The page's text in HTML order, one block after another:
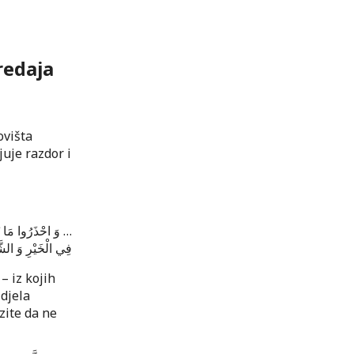
razdor i
… وَ احْذَرُوا
فِي الْخَيْرِ وَ
iz kojih
da ne